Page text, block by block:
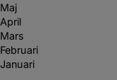
Maj
April
Mars
Februari
Januari